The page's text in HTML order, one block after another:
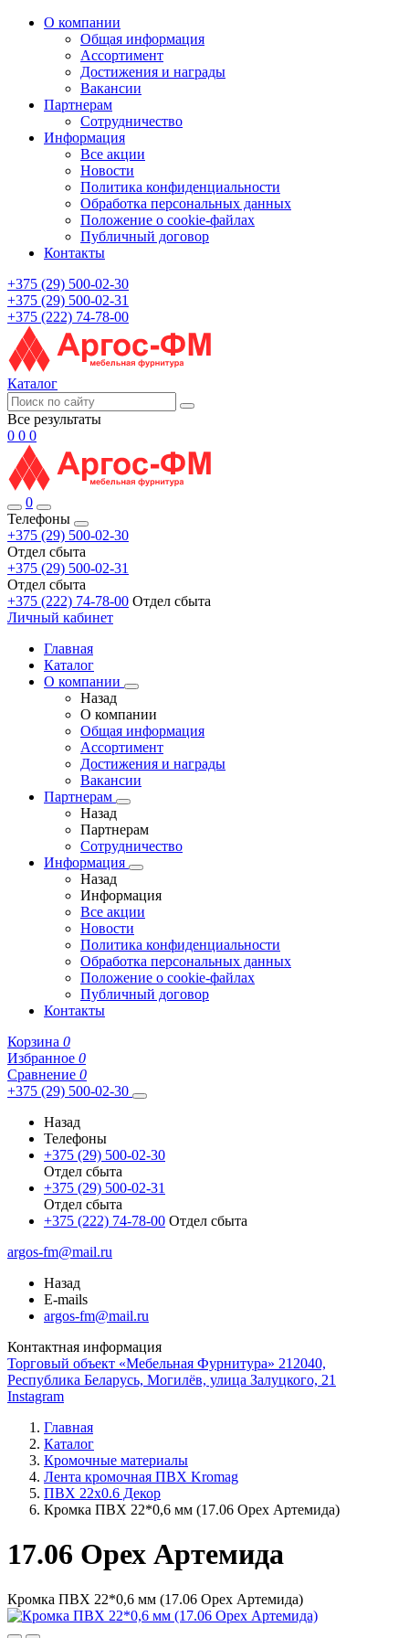
О компании
Общая информация
Ассортимент
Достижения и награды
Вакансии
Партнерам
Сотрудничество
Информация
Все акции
Новости
Политика конфиденциальности
Обработка персональных данных
Положение о cookie-файлах
Публичный договор
Контакты
+375 (29) 500-02-30
+375 (29) 500-02-31
+375 (222) 74-78-00
Каталог
Все результаты
0 0 0
0
Телефоны
+375 (29) 500-02-30
Отдел сбыта
+375 (29) 500-02-31
Отдел сбыта
+375 (222) 74-78-00 Отдел сбыта
Личный кабинет
Главная
Каталог
О компании
Назад
О компании
Общая информация
Ассортимент
Достижения и награды
Вакансии
Партнерам
Назад
Партнерам
Сотрудничество
Информация
Назад
Информация
Все акции
Новости
Политика конфиденциальности
Обработка персональных данных
Положение о cookie-файлах
Публичный договор
Контакты
Корзина 0
Избранное 0
Сравнение 0
+375 (29) 500-02-30
Назад
Телефоны
+375 (29) 500-02-30
Отдел сбыта
+375 (29) 500-02-31
Отдел сбыта
+375 (222) 74-78-00 Отдел сбыта
argos-fm@mail.ru
Назад
E-mails
argos-fm@mail.ru
Контактная информация
Торговый объект «Мебельная Фурнитура» 212040,
Республика Беларусь, Могилёв, улица Залуцкого, 21
Instagram
Главная
Каталог
Кромочные материалы
Лента кромочная ПВХ Kromag
ПВХ 22x0.6 Декор
Кромка ПВХ 22*0,6 мм (17.06 Орех Артемида)
17.06 Орех Артемида
Кромка ПВХ 22*0,6 мм (17.06 Орех Артемида)